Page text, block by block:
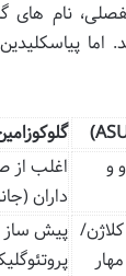
نام های
و
اغلب
داران
پیش ساز